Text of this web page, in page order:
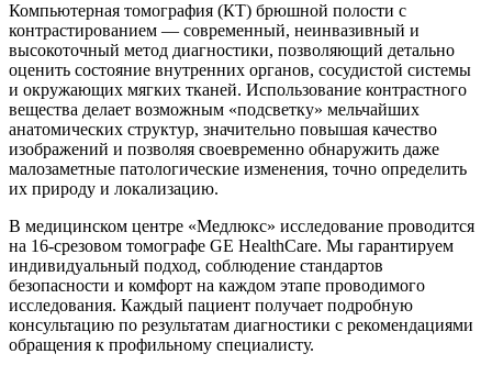
Компьютерная томография (КТ) брюшной полости с
контрастированием — современный, неинвазивный и
высокоточный метод диагностики, позволяющий детально
оценить состояние внутренних органов, сосудистой системы
и окружающих мягких тканей. Использование контрастного
вещества делает возможным «подсветку» мельчайших
анатомических структур, значительно повышая качество
изображений и позволяя своевременно обнаружить даже
малозаметные патологические изменения, точно определить
их природу и локализацию.
В медицинском центре «Медлюкс» исследование проводится
на 16-срезовом томографе GE HealthCare. Мы гарантируем
индивидуальный подход, соблюдение стандартов
безопасности и комфорт на каждом этапе проводимого
исследования. Каждый пациент получает подробную
консультацию по результатам диагностики с рекомендациями
обращения к профильному специалисту.